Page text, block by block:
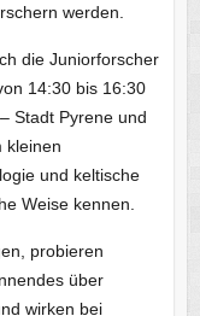
werden.
die Juniorforscher
14:30 bis 16:30
Stadt Pyrene und
kleinen
und keltische
Weise kennen.
probieren
über
wirken bei